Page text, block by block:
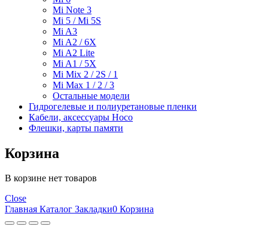
Mi Note 3
Mi 5 / Mi 5S
Mi A3
Mi A2 / 6X
Mi A2 Lite
Mi A1 / 5X
Mi Mix 2 / 2S / 1
Mi Max 1 / 2 / 3
Остальные модели
Гидрогелевые и полиуретановые пленки
Кабели, аксессуары Hoco
Флешки, карты памяти
Корзина
В корзине нет товаров
Close
Главная Каталог Закладки0 Корзина